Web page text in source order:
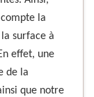
la
surface à
effet, une
de la
que notre